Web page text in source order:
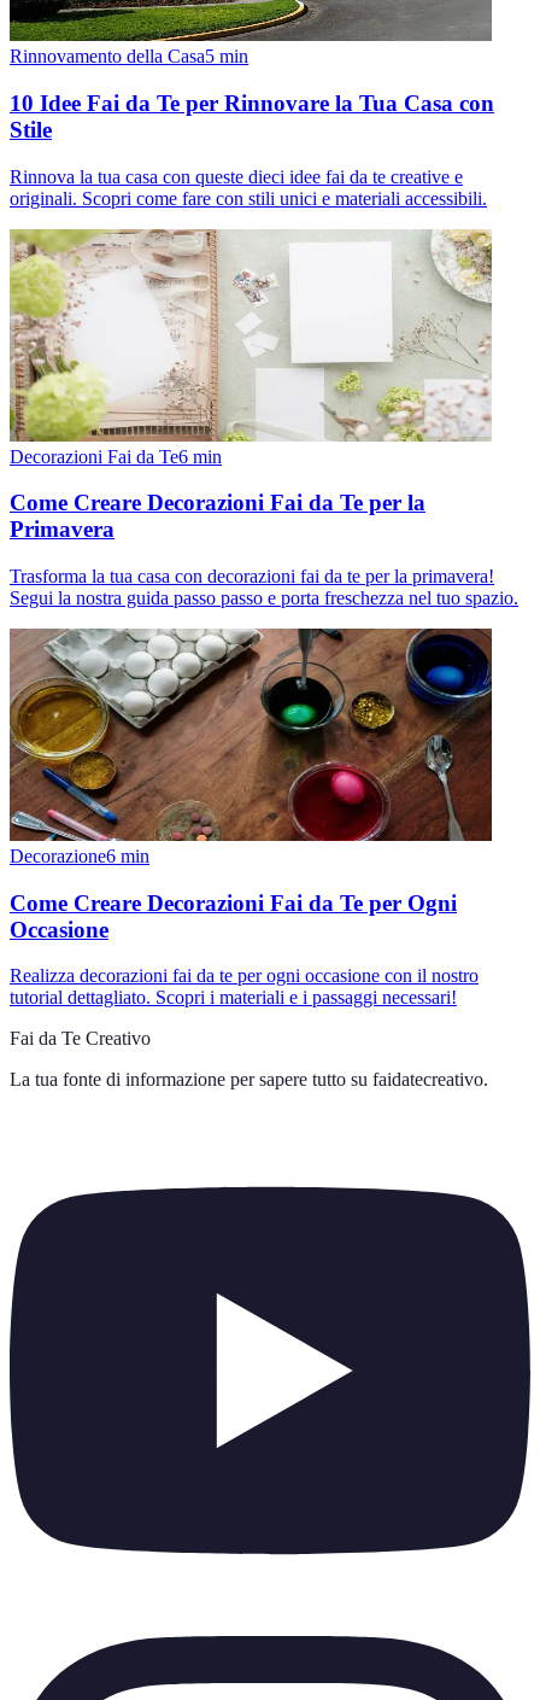
Rinnovamento della Casa5 min
10 Idee Fai da Te per Rinnovare la Tua Casa con
Stile
Rinnova la tua casa con queste dieci idee fai da te creative e
originali. Scopri come fare con stili unici e materiali accessibili.
Decorazioni Fai da Te6 min
Come Creare Decorazioni Fai da Te per la
Primavera
Trasforma la tua casa con decorazioni fai da te per la primavera!
Segui la nostra guida passo passo e porta freschezza nel tuo spazio.
Decorazione6 min
Come Creare Decorazioni Fai da Te per Ogni
Occasione
Realizza decorazioni fai da te per ogni occasione con il nostro
tutorial dettagliato. Scopri i materiali e i passaggi necessari!
Fai da Te Creativo
La tua fonte di informazione per sapere tutto su faidatecreativo.